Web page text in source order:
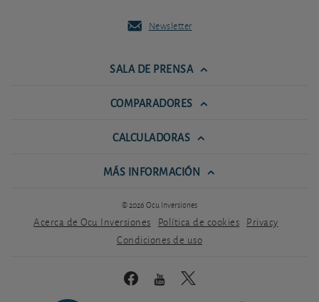
Newsletter
SALA DE PRENSA
COMPARADORES
CALCULADORAS
MÁS INFORMACIÓN
© 2026 Ocu Inversiones
Acerca de Ocu Inversiones Política de cookies Privacy
Condiciones de uso